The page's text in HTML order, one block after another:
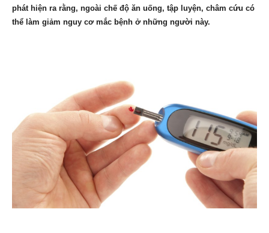
phát hiện ra rằng, ngoài chế độ ăn uống, tập luyện, châm cứu có
thể làm giảm nguy cơ mắc bệnh ở những người này.